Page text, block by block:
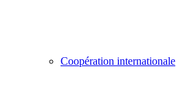
Coopération internationale